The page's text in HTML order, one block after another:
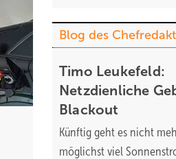
Blog des
Timo Leukefeld:
Netzdienliche
Blackout
Künftig geht es nicht
möglichst viel